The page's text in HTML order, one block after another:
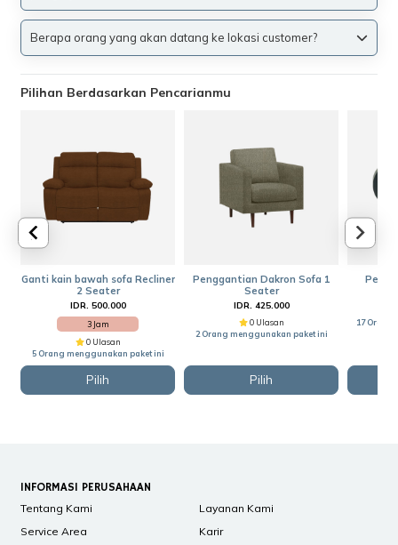
Berapa orang yang akan datang ke lokasi customer?
Pilihan Berdasarkan Pencarianmu
Ganti kain bawah sofa Recliner
2 Seater
IDR. 500.000
3 Jam
0 Ulasan
5 Orang menggunakan paket ini
Pilih
Penggantian Dakron Sofa 1
Seater
IDR. 425.000
0 Ulasan
2 Orang menggunakan paket ini
Pilih
17 Orang
INFORMASI PERUSAHAAN
Tentang Kami
Layanan Kami
Service Area
Karir